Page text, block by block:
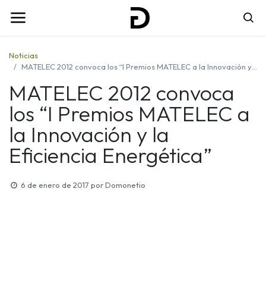
Noticias
MATELEC 2012 convoca los “I Premios MATELEC a la Innovación y la Eficiencia Energética”
MATELEC 2012 convoca
los “I Premios MATELEC a
la Innovación y la
Eficiencia Energética”
6 de enero de 2017 porDomonetio